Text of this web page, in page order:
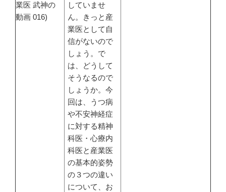
業医 武神の
動画 016)
していませ
ん。きっと産
業医として自
信がないので
しょう。で
は、どうして
そうなるので
しょうか。今
回は、うつ病
や不安神経症
に対する精神
科医・心療内
科医と産業医
の基本的姿勢
の３つの違い
について、お